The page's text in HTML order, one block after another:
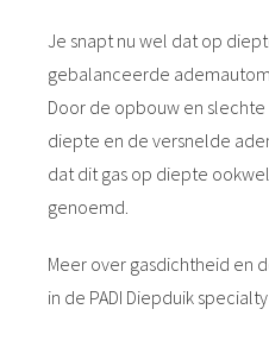
Je snapt nu wel dat op
gebalanceerde
Door de opbouw en
diepte en de versnelde
dat dit gas op diepte
genoemd.
Meer over gasdichtheid en
in de PADI Diepduik